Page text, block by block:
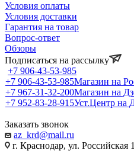
Условия оплаты
Условия доставки
Гарантия на товар
Вопрос-ответ
Обзоры
Подписаться на рассылку
+7 906-43-53-985
+7 906-43-53-985Магазин на
+7 967-31-32-200Магазин на
+7 952-83-28-915Уст.Центр на
Заказать звонок
az_krd@mail.ru
г. Краснодар, ул. Российская